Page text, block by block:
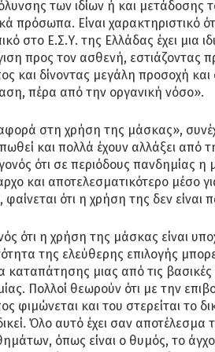
των ιδίων ή και μετάδοσης
πρόσωπα. Είναι χαρακτηριστικό
στο Ε.Σ.Υ. της Ελλάδας έχει μια
προς τον ασθενή, εστιάζοντας
και δίνοντας μεγάλη προσοχή και
πέρα από την οργανική νόσο».
στη χρήση της μάσκας»,
και πολλά έχουν αλλάξει από
ότι σε περιόδους πανδημίας
και αποτελεσματικότερο μέσο
ότι η χρήση της δεν είναι
ότι η χρήση της μάσκας είναι
της ελεύθερης επιλογής
καταπάτησης μιας από τις
Πολλοί θεωρούν ότι με την
φιμώνεται και του στερείται το
Όλο αυτό έχει σαν
όπως είναι ο θυμός, το